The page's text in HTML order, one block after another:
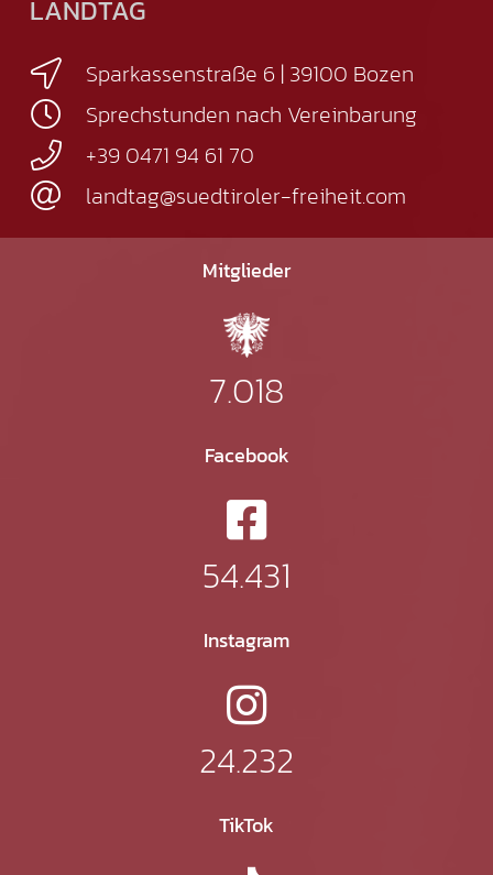
LANDTAG
Sparkassenstraße 6 | 39100 Bozen
Sprechstunden nach Vereinbarung
+39 0471 94 61 70
landtag@suedtiroler-freiheit.com
Mitglieder
7.018
Facebook
54.431
Instagram
24.232
TikTok